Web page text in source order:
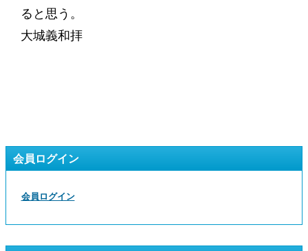
ると思う。
大城義和拝
会員ログイン
会員ログイン